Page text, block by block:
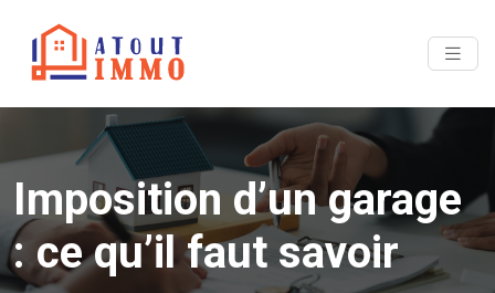
Imposition d’un garage
: ce qu’il faut savoir